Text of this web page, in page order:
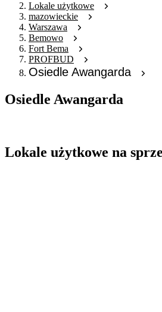
Lokale użytkowe
mazowieckie
Warszawa
Bemowo
Fort Bema
PROFBUD
Osiedle Awangarda
Osiedle Awangarda
Lokale użytkowe na